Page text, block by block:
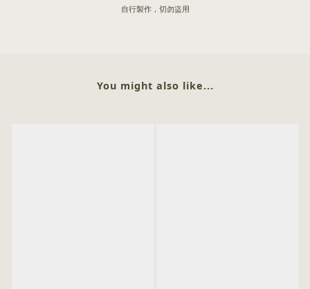
自行製作，切勿盜用
You might also like...